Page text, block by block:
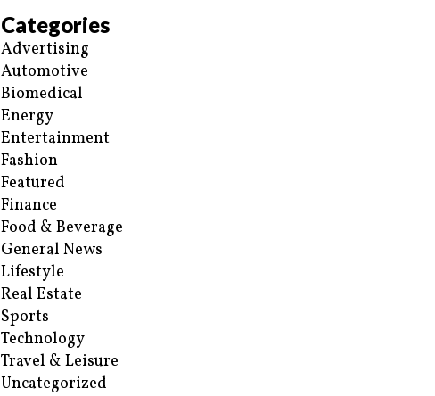
Categories
Advertising
Automotive
Biomedical
Energy
Entertainment
Fashion
Featured
Finance
Food & Beverage
General News
Lifestyle
Real Estate
Sports
Technology
Travel & Leisure
Uncategorized